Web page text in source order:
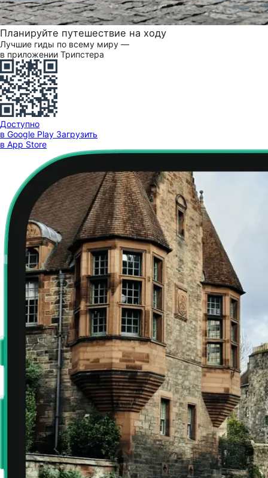
Планируйте путешествие на ходу
Лучшие гиды по всему миру —
в приложении Трипстера
Доступно
в Google Play Загрузить
в App Store